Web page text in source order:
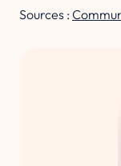
Sources :